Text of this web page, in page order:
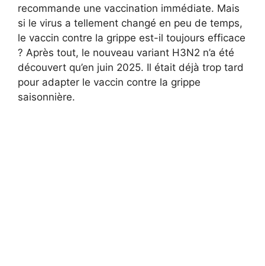
recommande une vaccination immédiate. Mais
si le virus a tellement changé en peu de temps,
le vaccin contre la grippe est-il toujours efficace
? Après tout, le nouveau variant H3N2 n’a été
découvert qu’en juin 2025. Il était déjà trop tard
pour adapter le vaccin contre la grippe
saisonnière.